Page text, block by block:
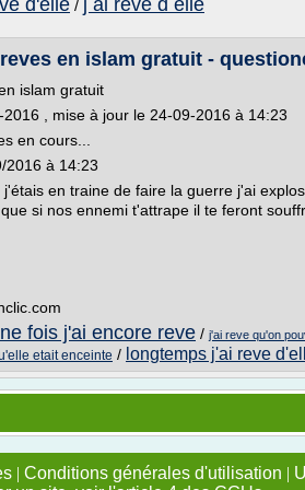
d'elle / j ai reve d elle
en islam gratuit -
islam gratuit
, mise à jour le 24-09-2016 à 14:23
en cours...
2016 à 14:23
en traine de faire la guerre j'ai
si nos ennemi t'attrape il te feront
fois j'ai encore reve / j'ai reve qu'on
etait enceinte / longtemps j'ai reve
| Conditions générales d'utilisation |